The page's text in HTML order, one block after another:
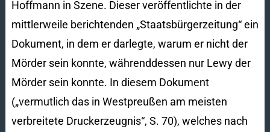
Hoffmann in Szene. Dieser veröffentlichte in der
mittlerweile berichtenden „Staatsbürgerzeitung“ ein
Dokument, in dem er darlegte, warum er nicht der
Mörder sein konnte, währenddessen nur Lewy der
Mörder sein konnte. In diesem Dokument
(„vermutlich das in Westpreußen am meisten
verbreitete Druckerzeugnis“, S. 70), welches nach